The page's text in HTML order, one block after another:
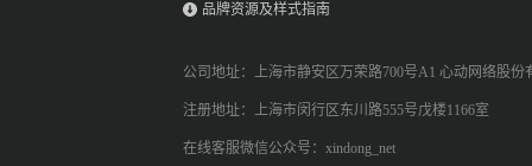
品牌资源及样式指南
公司地址：上海市静安区万荣路700号A1 心动网络股份
注册地址：上海市闵行区东川路555号戊楼1166室
在线客服微信公众号：xindong_net